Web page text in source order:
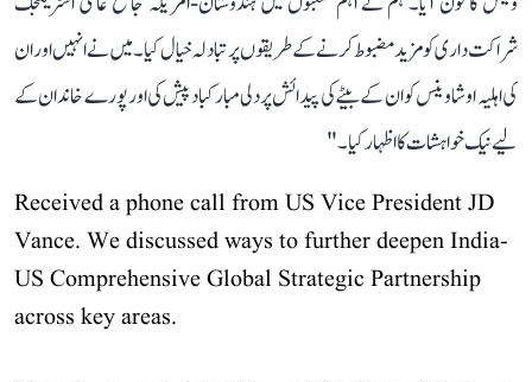
شراکت داری کو مزید مضبوط کرنے کے طریقوں پر تبادلہ خیال کیا۔ میں نے انہیں اور ان
کی اہلیہ اوشا وینس کو ان کے بیٹے کی پیدائش پر دلی مبارکباد پیش کی اور پورے خاندان کے
لیے نیک خواہشات کا اظہار کیا۔"
Received a phone call from US Vice President JD
Vance. We discussed ways to further deepen India-
US Comprehensive Global Strategic Partnership
across key areas.